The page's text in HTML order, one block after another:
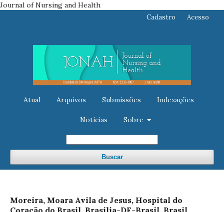
Journal of Nursing and Health
Atual Arquivos Submissões Indexações
Notícias Sobre
Buscar
Cadastro Acesso
Moreira, Moara Avila de Jesus, Hospital do
Coração do Brasil. Brasília-DF-Brasil, Brasil